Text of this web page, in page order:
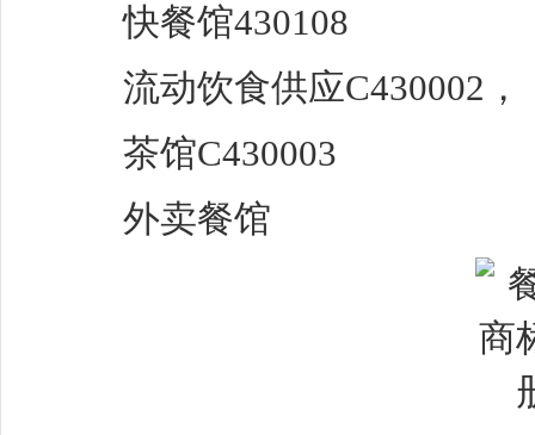
快餐馆430108
流动饮食供应C430002，
茶馆C430003
外卖餐馆